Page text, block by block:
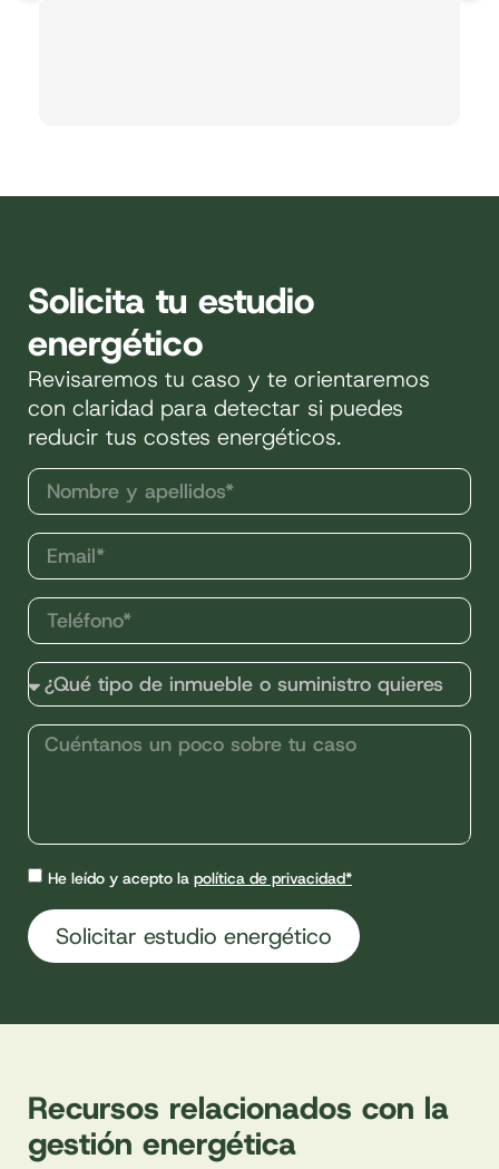
Solicita tu estudio
energético
Revisaremos tu caso y te orientaremos
con claridad para detectar si puedes
reducir tus costes energéticos.
He leído y acepto la política de privacidad*
Solicitar estudio energético
Recursos relacionados con la
gestión energética